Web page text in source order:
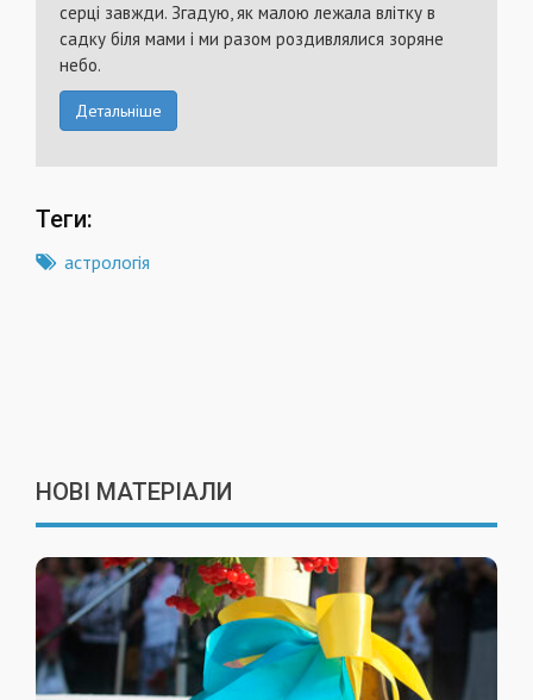
серці завжди. Згадую, як малою лежала влітку в
садку біля мами і ми разом роздивлялися зоряне
небо.
Детальніше
Теги:
астрологія
НОВІ МАТЕРІАЛИ